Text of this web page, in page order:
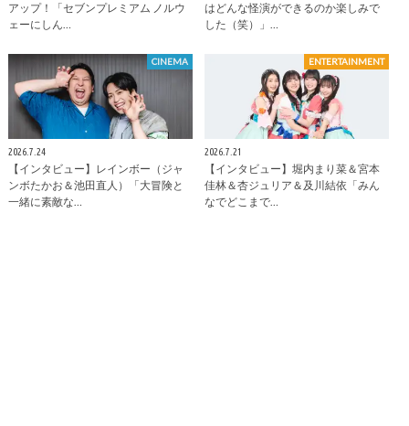
アップ！「セブンプレミアム ノルウ
ェーにしん…
はどんな怪演ができるのか楽しみで
した（笑）」…
CINEMA
2026.7.24
【インタビュー】レインボー（ジャ
ンボたかお＆池田直人）「大冒険と
一緒に素敵な…
ENTERTAINMENT
2026.7.21
【インタビュー】堀内まり菜＆宮本
佳林＆杏ジュリア＆及川結依「みん
なでどこまで…